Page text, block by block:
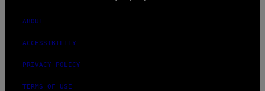
ABOUT
ACCESSIBILITY
PRIVACY POLICY
TERMS OF USE